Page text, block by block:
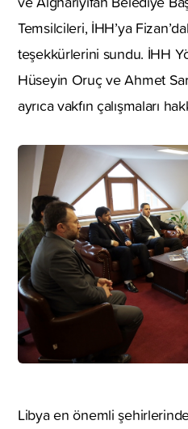
Temsilcileri, İHH’ya
teşekkürlerini sundu. İHH
Hüseyin Oruç ve Ahmet
ayrıca vakfın çalışmaları
Libya en önemli